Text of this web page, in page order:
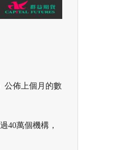
公佈上個月的數
40萬個機構，